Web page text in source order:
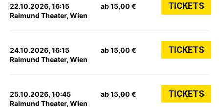
22.10.2026, 16:15
Raimund Theater, Wien
ab 15,00 € TICKETS
24.10.2026, 16:15
Raimund Theater, Wien
ab 15,00 € TICKETS
25.10.2026, 10:45
Raimund Theater, Wien
ab 15,00 € TICKETS